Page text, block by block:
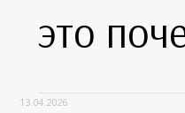
это
13.04.2026